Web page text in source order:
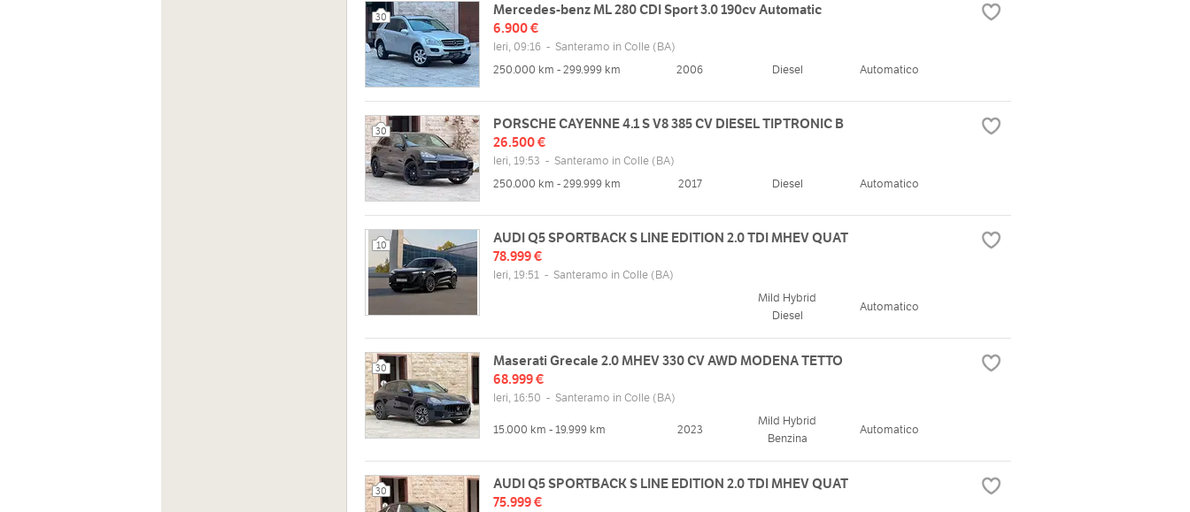
30
Mercedes-benz ML 280 CDI Sport 3.0 190cv Automatic
6.900 €
Ieri, 09:16 - Santeramo in Colle (BA)
250.000 km - 299.999 km
2006 Diesel Automatico
30
PORSCHE CAYENNE 4.1 S V8 385 CV DIESEL TIPTRONIC B
26.500 €
Ieri, 19:53 - Santeramo in Colle (BA)
250.000 km - 299.999 km
2017 Diesel Automatico
10
AUDI Q5 SPORTBACK S LINE EDITION 2.0 TDI MHEV QUAT
78.999 €
Ieri, 19:51 - Santeramo in Colle (BA)
Mild Hybrid
Diesel
Automatico
30
Maserati Grecale 2.0 MHEV 330 CV AWD MODENA TETTO
68.999 €
Ieri, 16:50 - Santeramo in Colle (BA)
15.000 km - 19.999 km 2023
Mild Hybrid
Benzina
Automatico
30
AUDI Q5 SPORTBACK S LINE EDITION 2.0 TDI MHEV QUAT
75.999 €